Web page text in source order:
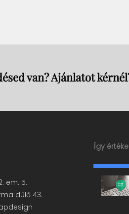
van? Ajánlatot
em. 5.
dűlő 43.
Így